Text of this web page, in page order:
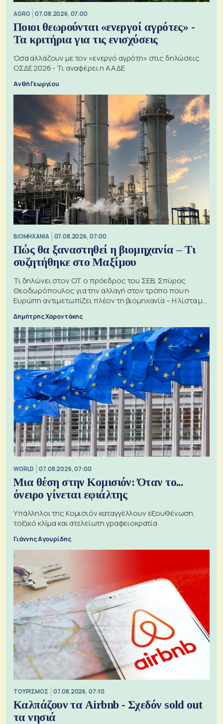
AGRO 07.08.2026, 07:00
Ποιοι θεωρούνται «ενεργοί αγρότες» -
Τα κριτήρια για τις ενισχύσεις
Όσα αλλάζουν με τον «ενεργό αγρότη» στις δηλώσεις
ΟΣΔΕ 2026 - Τι αναφέρει η ΑΑΔΕ
Ανθή Γεωργίου
ΒΙΟΜΗΧΑΝΙΑ 07.08.2026, 07:00
Πώς θα ξαναστηθεί η βιομηχανία – Τι
συζητήθηκε στο Μαξίμου
Τι δηλώνει στον ΟΤ ο πρόεδρος του ΣΕΒ, Σπύρος
Θεοδωρόπουλος για την αλλαγή στον τρόπο που η
Ευρώπη αντιμετωπίζει πλέον τη βιομηχανία – Η λίστα με
Δημήτρης Χαροντάκης
WORLD 07.08.2026, 07:00
Μια θέση στην Κομισιόν: Όταν το...
όνειρο γίνεται εφιάλτης
Υπάλληλοι της Κομισιόν καταγγέλλουν εξουθένωση,
τοξικό κλίμα και ατελείωτη γραφειοκρατία
Γιάννης Αγουρίδης
ΤΟΥΡΙΣΜΟΣ 07.08.2026, 07:10
Καλπάζουν τα Airbnb - Σχεδόν sold out
τα νησιά